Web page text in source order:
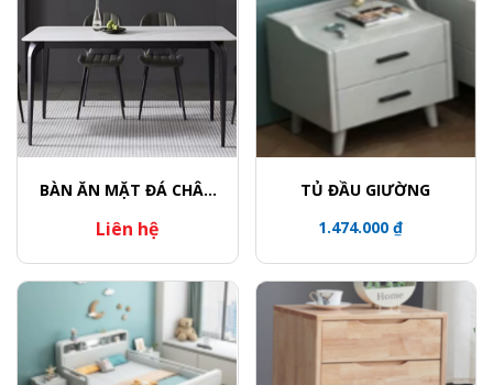
BÀN ĂN MẶT ĐÁ CHÂN
Liên hệ
TỦ ĐẦU GIƯỜNG
1.474.000 ₫